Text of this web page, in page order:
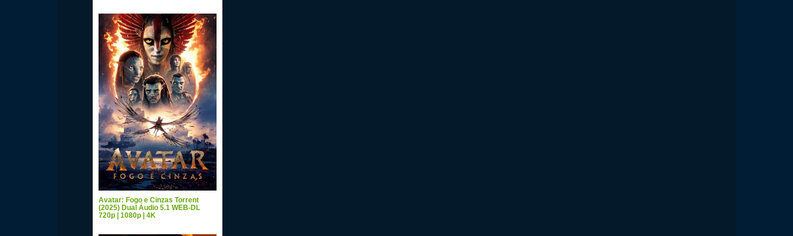
Avatar: Fogo e Cinzas Torrent
(2025) Dual Áudio 5.1 WEB-DL
720p | 1080p | 4K